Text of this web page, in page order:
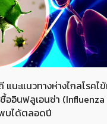
แนะแนวทางห่างไกลโรค
ออินฟลูเอนซ่า
บได้ตลอดปี